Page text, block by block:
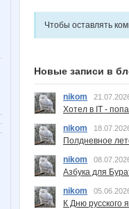
Чтобы оставлять
Новые записи в
nikom
Хотел в IT -
nikom
Полдневное
nikom
Азбука для
nikom
К Дню русского